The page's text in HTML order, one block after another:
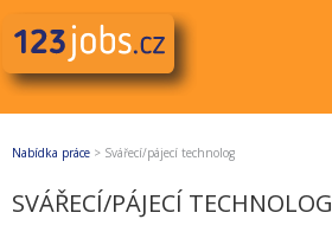
Nabídka práce > Svářecí/pájecí technolog
SVÁŘECÍ/PÁJECÍ TECHNOLOG